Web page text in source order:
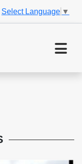
Select Language ▼